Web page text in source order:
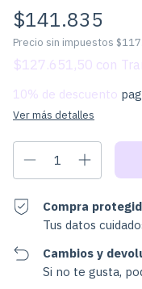
$141.835
Precio sin impuestos
$127.651,50 con
10% de descuento
Ver más detalles
Compra
Tus datos
Cambios y
Si no te gusta,